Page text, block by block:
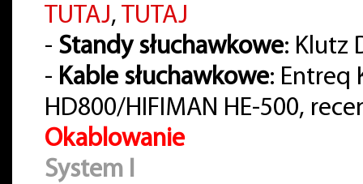
TUTAJ, TUTAJ
- Standy słuchawkowe: Klutz
- Kable słuchawkowe: Entreq
HD800/HIFIMAN HE-500,
Okablowanie
System I